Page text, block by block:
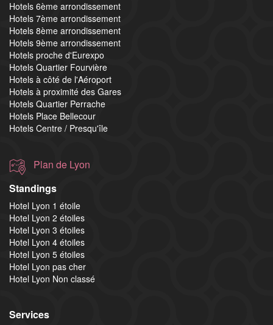
Hotels 6ème arrondissement
Hotels 7ème arrondissement
Hotels 8ème arrondissement
Hotels 9ème arrondissement
Hotels proche d'Eurexpo
Hotels Quartier Fourvière
Hotels à côté de l'Aéroport
Hotels à proximité des Gares
Hotels Quartier Perrache
Hotels Place Bellecour
Hotels Centre / Presqu'île
Plan de Lyon
Standings
Hotel Lyon 1 étoile
Hotel Lyon 2 étoiles
Hotel Lyon 3 étoiles
Hotel Lyon 4 étoiles
Hotel Lyon 5 étoiles
Hotel Lyon pas cher
Hotel Lyon Non classé
Services